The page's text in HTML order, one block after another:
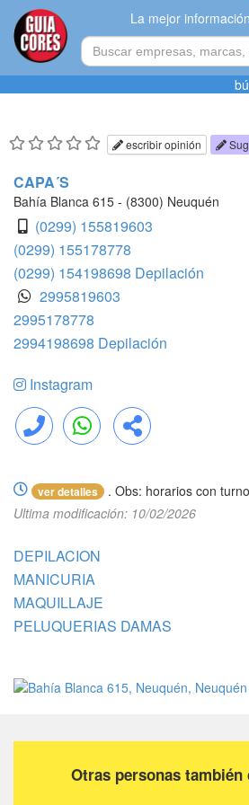
La mejor
escribir opinión
CAPA´S
Bahía Blanca 615 - (8300) Neuquén
(0299) 155819603
(0299) 155178778
(0299) 154198698 Depilación
2995819603
2995178778
2994198698 Depilación
Instagram
Llamar WhatsApp Compartir
ver detalles
. Obs: horarios con turno
Ultima modificación: 10/02/2026
DEPILACION
MANICURIA
MAQUILLAJE
PELUQUERIAS DAMAS
Otras personas